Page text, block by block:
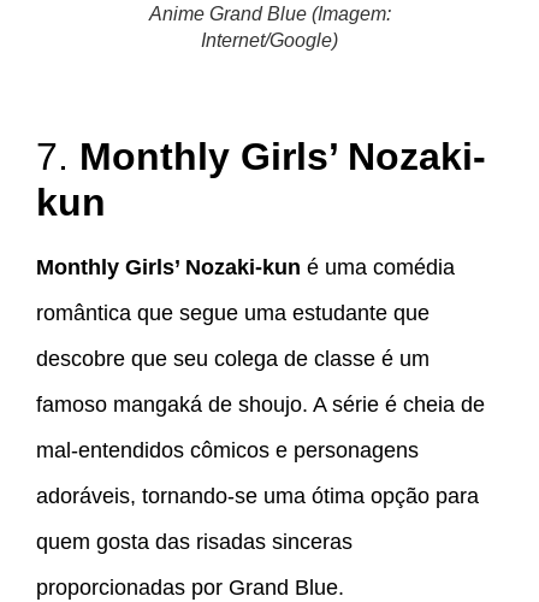
Anime Grand Blue (Imagem:
Internet/Google)
7. Monthly Girls’ Nozaki-
kun
Monthly Girls’ Nozaki-kun é uma comédia
romântica que segue uma estudante que
descobre que seu colega de classe é um
famoso mangaká de shoujo. A série é cheia de
mal-entendidos cômicos e personagens
adoráveis, tornando-se uma ótima opção para
quem gosta das risadas sinceras
proporcionadas por Grand Blue.